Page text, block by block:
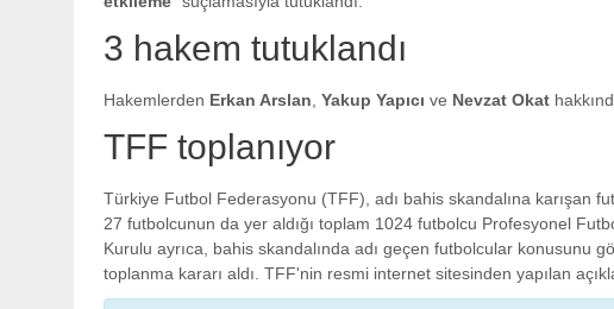
3 hakem tutuklandı
Hakemlerden Erkan Arslan Yakup Yapıcı ve Nevzat Okat
TFF toplanıyor
Türkiye Futbol Federasyonu (TFF), adı bahis skandalına karışan
27 futbolcunun da yer aldığı toplam 1024 futbolcu Profesyonel
Kurulu ayrıca, bahis skandalında adı geçen futbolcular konusunu
toplanma kararı aldı. TFF'nin resmi internet sitesinden yapılan